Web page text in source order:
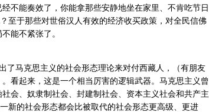
不能奏效了，你能拿那些安静地坐在家里、不肯吃节日
至于那些对世俗汉人有效的经济收买政策，对全民信佛
能不紧张了。
了马克思主义的社会形态理论来对付西藏人，（有朋友
看起来，这是一个相当厉害的逻辑武器。马克思主义曾
会、奴隶制社会、封建制社会、资本主义社会和共产主
新的社会形态都会比被取代的社会形态更高级、更进